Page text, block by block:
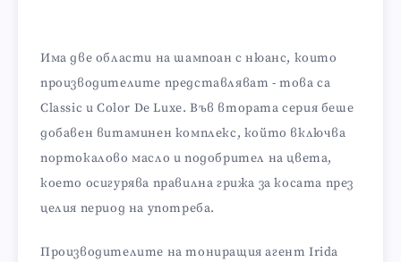
Има две области на шампоан с нюанс, които
производителите представляват - това са
Classic и Color De Luxe. Във втората серия беше
добавен витаминен комплекс, който включва
портокалово масло и подобрител на цвета,
което осигурява правилна грижа за косата през
целия период на употреба.
Производителите на тониращия агент Irida